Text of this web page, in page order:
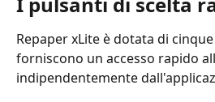
Repaper xLite è dotata di
forniscono un accesso rapido
indipendentemente